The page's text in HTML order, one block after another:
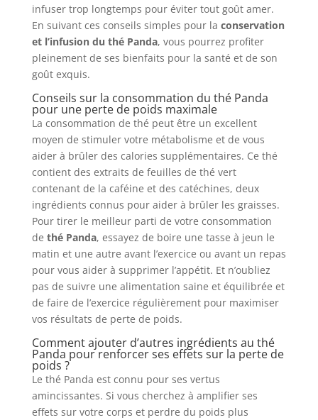
infuser trop longtemps pour éviter tout goût amer.
En suivant ces conseils simples pour la conservation
et l’infusion du thé Panda, vous pourrez profiter
pleinement de ses bienfaits pour la santé et de son
goût exquis.
Conseils sur la consommation du thé Panda
pour une perte de poids maximale
La consommation de thé peut être un excellent
moyen de stimuler votre métabolisme et de vous
aider à brûler des calories supplémentaires. Ce thé
contient des extraits de feuilles de thé vert
contenant de la caféine et des catéchines, deux
ingrédients connus pour aider à brûler les graisses.
Pour tirer le meilleur parti de votre consommation
de thé Panda, essayez de boire une tasse à jeun le
matin et une autre avant l’exercice ou avant un repas
pour vous aider à supprimer l’appétit. Et n’oubliez
pas de suivre une alimentation saine et équilibrée et
de faire de l’exercice régulièrement pour maximiser
vos résultats de perte de poids.
Comment ajouter d’autres ingrédients au thé
Panda pour renforcer ses effets sur la perte de
poids ?
Le thé Panda est connu pour ses vertus
amincissantes. Si vous cherchez à amplifier ses
effets sur votre corps et perdre du poids plus